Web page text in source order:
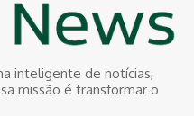
inteligente de notícias,
missão é transformar o